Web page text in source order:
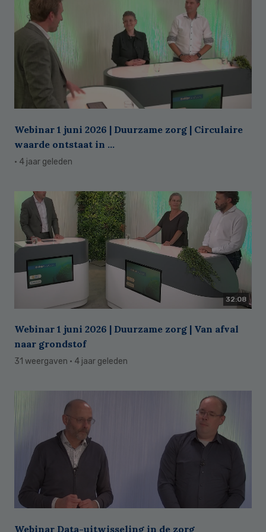
Webinar 1 juni 2026 | Duurzame zorg | Circulaire
waarde ontstaat in ...
· 4 jaar geleden
32:08
Webinar 1 juni 2026 | Duurzame zorg | Van afval
naar grondstof
31 weergaven · 4 jaar geleden
Webinar Data-uitwisseling in de zorg